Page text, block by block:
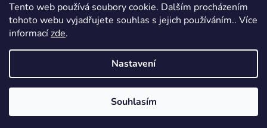
Tento web používá soubory cookie. Dalším procházením
tohoto webu vyjadřujete souhlas s jejich používáním.. Více
informacízde.
Nastavení
Souhlasím
Vytvořil Shoptet
Copyright 2026Insidefit.cz. Všechna práva vyhrazena.